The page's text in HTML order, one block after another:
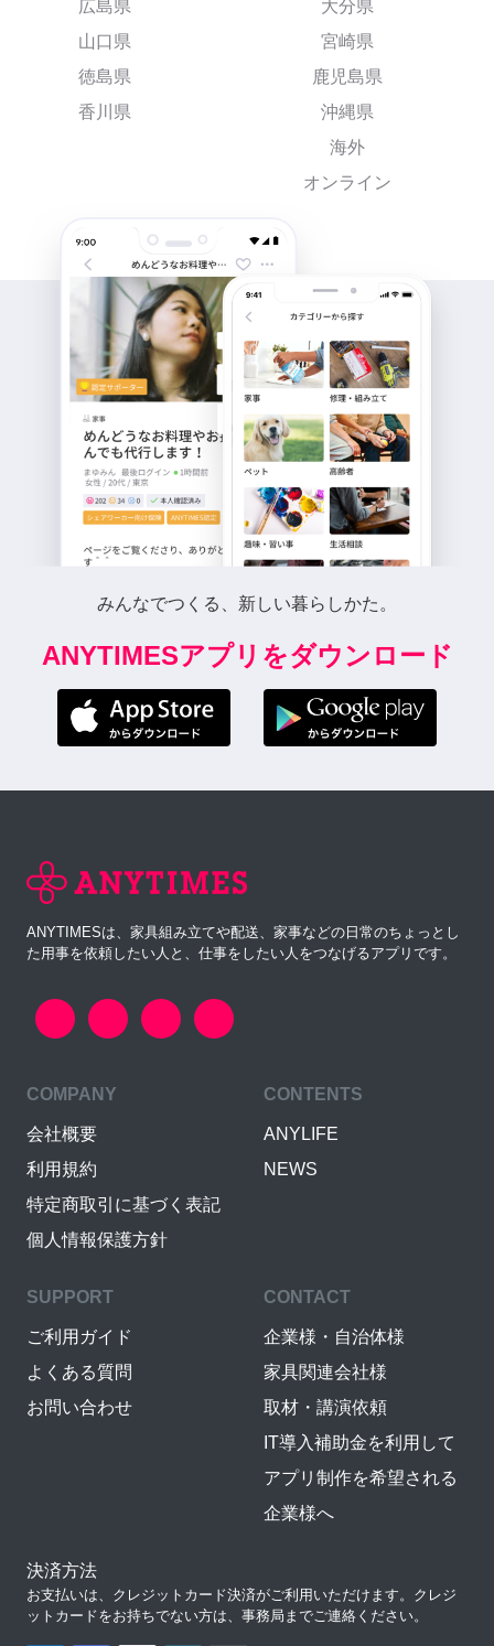
広島県
山口県
徳島県
香川県
大分県
宮崎県
鹿児島県
沖縄県
海外
オンライン
みんなでつくる、新しい暮らしかた。
ANYTIMESアプリをダウンロード
ANYTIMESは、家具組み立てや配送、家事などの日常のちょっとし
た用事を依頼したい人と、仕事をしたい人をつなげるアプリです。
COMPANY
会社概要
利用規約
特定商取引に基づく表記
個人情報保護方針
CONTENTS
ANYLIFE
NEWS
SUPPORT
ご利用ガイド
よくある質問
お問い合わせ
CONTACT
企業様・自治体様
家具関連会社様
取材・講演依頼
IT導入補助金を利用して
アプリ制作を希望される
企業様へ
決済方法
お支払いは、クレジットカード決済がご利用いただけます。クレジ
ットカードをお持ちでない方は、事務局までご連絡ください。